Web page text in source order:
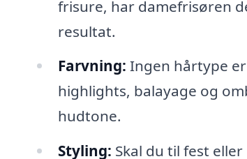
frisure, har damefrisøren
resultat.
Farvning: Ingen hårtype
highlights, balayage og
hudtone.
Styling: Skal du til fest